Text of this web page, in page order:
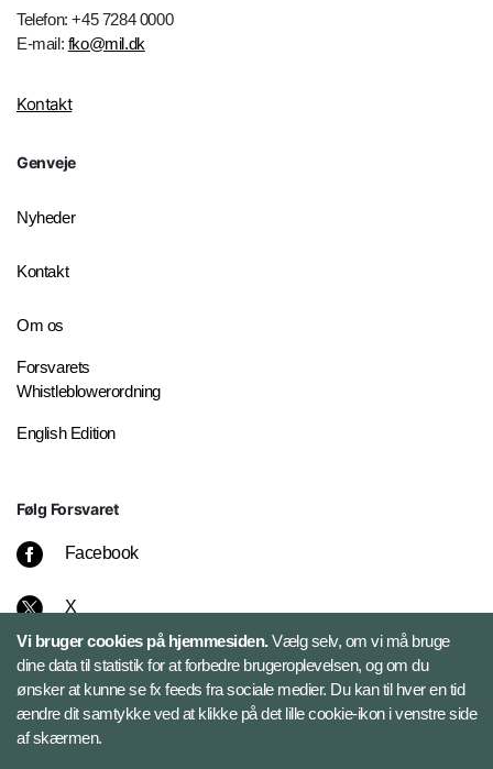
Telefon: +45 7284 0000
E-mail: fko@mil.dk
Kontakt
Genveje
Nyheder
Kontakt
Om os
Forsvarets
Whistleblowerordning
English Edition
Følg Forsvaret
Facebook
X
Instagram
Bluesky
Vi bruger cookies på hjemmesiden.Vælg selv, om vi må bruge
dine data til statistik for at forbedre brugeroplevelsen, og om du
ønsker at kunne se fx feeds fra sociale medier. Du kan til hver en tid
ændre dit samtykke ved at klikke på det lille cookie-ikon i venstre side
af skærmen.